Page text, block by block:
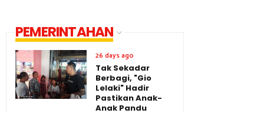
PEMERINTAHAN
26 days ago
Tak Sekadar
Berbagi, "Gio
Lelaki" Hadir
Pastikan Anak-
Anak Pandu